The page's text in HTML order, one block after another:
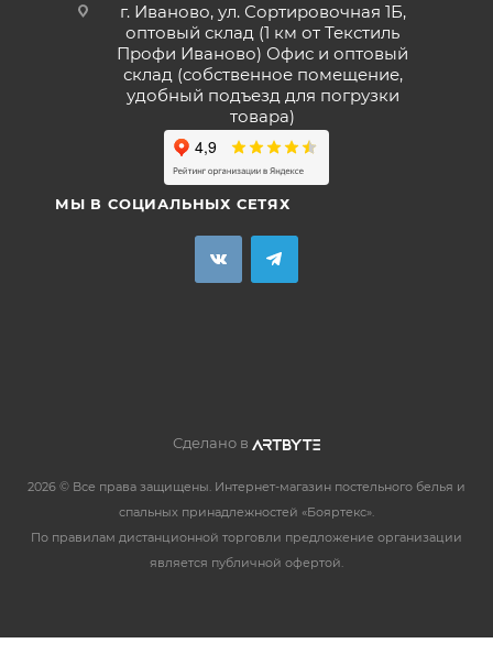
г. Иваново, ул. Сортировочная 1Б,
оптовый склад (1 км от Текстиль
Профи Иваново) Офис и оптовый
склад (собственное помещение,
удобный подъезд для погрузки
товара)
МЫ В СОЦИАЛЬНЫХ СЕТЯХ
Сделано в
2026 © Все права защищены. Интернет-магазин постельного белья и
спальных принадлежностей «Бояртекс».
По правилам дистанционной торговли предложение организации
является публичной офертой.